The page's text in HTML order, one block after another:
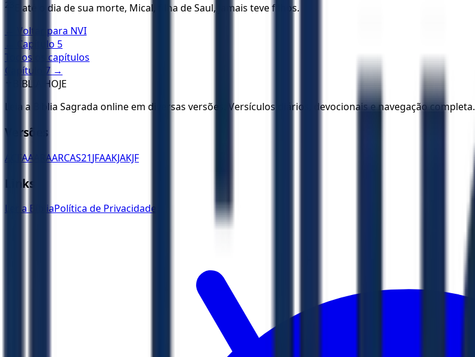
23
E até o dia de sua morte, Mical, filha de Saul, jamais teve filhos.
← Voltar para NVI
← Capítulo 5
Todos os capítulos
Capítulo
7 →
BÍBLIA HOJE
Leia a Bíblia Sagrada online em diversas versões. Versículos diários, devocionais e navegação completa.
Versões
ACFAA ARAARCAS21JFAAKJAKJF
Links
Ler a BíbliaPolítica de Privacidade